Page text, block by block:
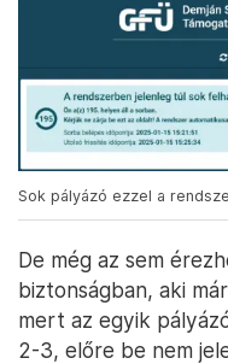
Sok pályázó ezzel a
De még az sem
biztonságban, aki
mert az egyik
2-3, előre be nem